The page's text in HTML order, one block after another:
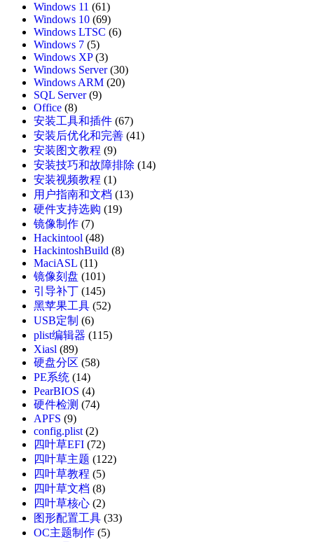
Windows 11 (61)
Windows 10 (69)
Windows LTSC (6)
Windows 7 (5)
Windows XP(3)
Windows Server(30)
Windows ARM (20)
SQL Server(9)
Office (8)
安装工具和插件 (67)
安装后优化和完善 (41)
安装图文教程 (9)
安装技巧和故障排除 (14)
安装视频教程 (1)
用户指南和文档 (13)
硬件支持选购 (19)
镜像制作 (7)
Hackintool (48)
HackintoshBuild (8)
MaciASL (11)
镜像刻盘 (101)
引导补丁 (145)
黑苹果工具 (52)
USB定制 (6)
plist编辑器 (115)
Xiasl (89)
硬盘分区 (58)
PE系统 (14)
PearBIOS (4)
硬件检测 (74)
APFS (9)
config.plist (2)
四叶草EFI (72)
四叶草主题 (122)
四叶草教程 (5)
四叶草文档 (8)
四叶草核心 (2)
图形配置工具 (33)
OC主题制作 (5)